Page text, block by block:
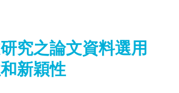
究之論文資料選用
新穎性